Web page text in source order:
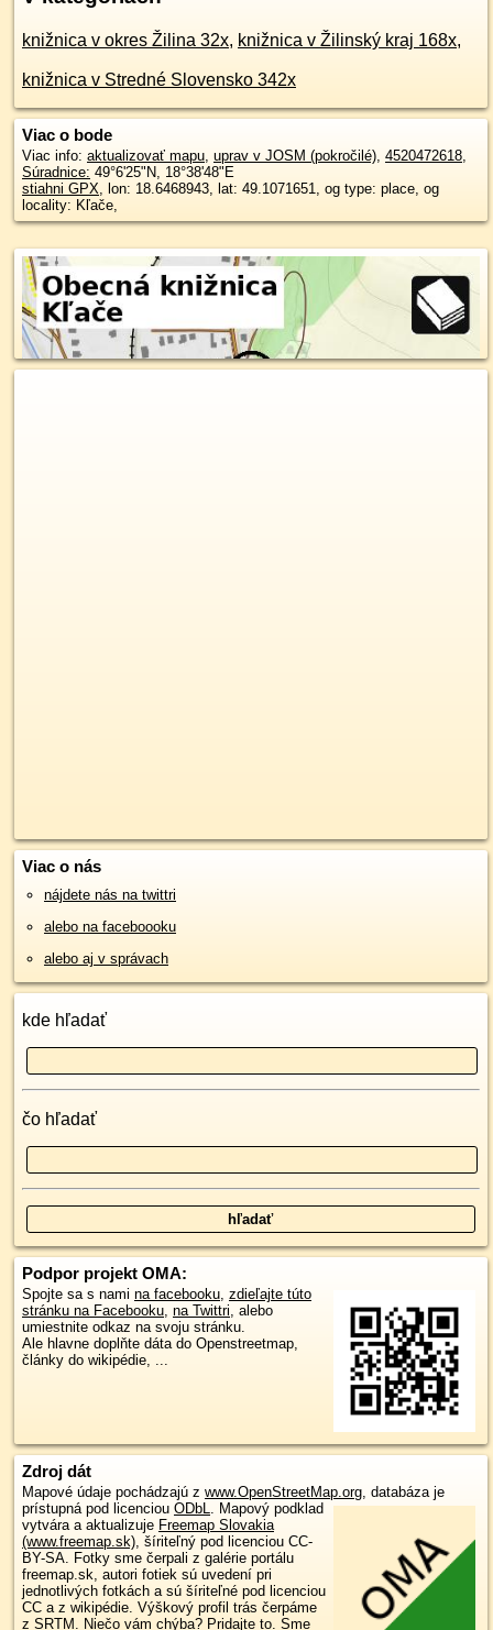
knižnica v okres Žilina 32x, knižnica v Žilinský kraj 168x,
knižnica v Stredné Slovensko 342x
Viac o bode
Viac info: aktualizovať mapu, uprav v JOSM (pokročilé), 4520472618,
Súradnice: 49°6'25"N, 18°38'48"E
stiahni GPX, lon: 18.6468943, lat: 49.1071651, og type: place, og
locality: Kľače,
Viac o nás
nájdete nás na twittri
alebo na faceboooku
alebo aj v správach
kde hľadať
čo hľadať
Podpor projekt OMA:
Spojte sa s nami na facebooku, zdieľajte túto
stránku na Facebooku, na Twittri, alebo
umiestnite odkaz na svoju stránku.
Ale hlavne doplňte dáta do Openstreetmap,
články do wikipédie, ...
Zdroj dát
Mapové údaje pochádzajú z www.OpenStreetMap.org, databáza je
prístupná pod licenciou ODbL. Mapový podklad
vytvára a aktualizuje Freemap Slovakia
(www.freemap.sk), šíriteľný pod licenciou CC-
BY-SA. Fotky sme čerpali z galérie portálu
freemap.sk, autori fotiek sú uvedení pri
jednotlivých fotkách a sú šíriteľné pod licenciou
CC a z wikipédie. Výškový profil trás čerpáme
z SRTM . Niečo vám chýba? Pridajte to. Sme